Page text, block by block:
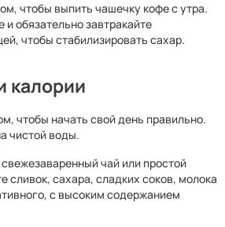
чтобы выпить чашечку кофе с утра.
обязательно завтракайте
чтобы стабилизировать сахар.
калории
чтобы начать свой день правильно.
чистой воды.
чай или простой
сливок, сахара, сладких соков, молока
с высоким содержанием